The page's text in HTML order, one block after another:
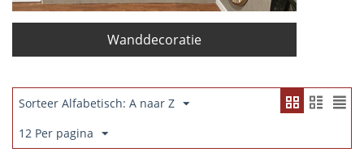
Wanddecoratie
Sorteer Alfabetisch: A naar Z
12 Per pagina